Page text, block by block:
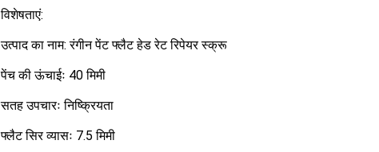
विशेषताएं:
उत्पाद का नाम: रंगीन पेंट फ्लैट हेड रेट रिपेयर स्क्रू
पेंच की ऊंचाईः 40 मिमी
सतह उपचारः निष्क्रियता
फ्लैट सिर व्यासः 7.5 मिमी